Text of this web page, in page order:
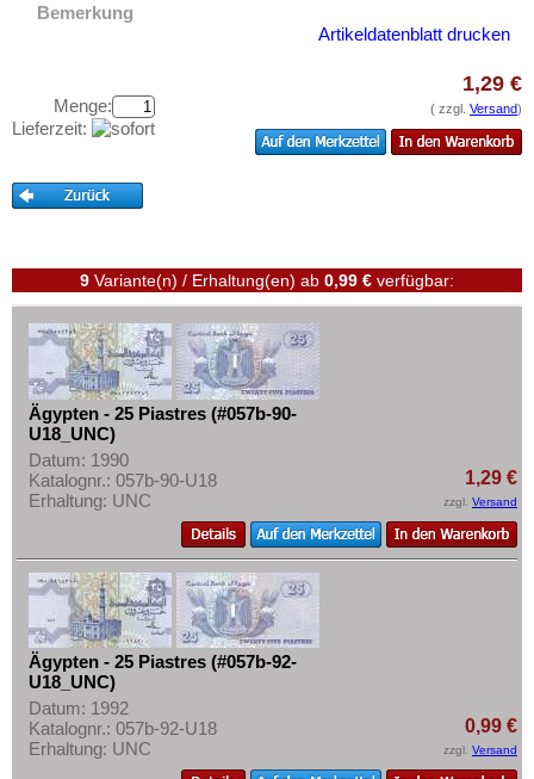
Französisch Äquatorial-Afrika
Gabun
Ghana
Guinea-Bissau
Kamerun
Kap Verden
Katanga
Kenia
Komoren
Kongo, Demokratische Republik
Kongo, Republik
Liberia
Libyen
Madagaskar
Malawi
Mali
Marokko
Testbanknoten
Aufbewahrung
Ihre Bewertungen
Informationen
Preislisten
Ankauf
Erhaltungsgrade
Gratisbanknoten
FAQ
Zahlungsbedingungen
Privatsphäre und Datenschutz
Widerrufsbelehrung
Liefer- und Versandkosten
AGB
Impressum
Bemerkung
Artikeldatenblatt drucken
Menge:
Lieferzeit:
1,29 €
( zzgl. Versand)
9 Variante(n) / Erhaltung(en) ab 0,99 € verfügbar:
Ägypten - 25 Piastres (#057b-90-
U18_UNC)
Datum: 1990
Katalognr.: 057b-90-U18
Erhaltung: UNC
1,29 €
zzgl. Versand
Ägypten - 25 Piastres (#057b-92-
U18_UNC)
Datum: 1992
Katalognr.: 057b-92-U18
Erhaltung: UNC
0,99 €
zzgl. Versand